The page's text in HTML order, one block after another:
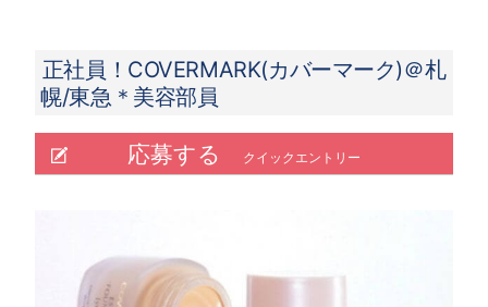
正社員！COVERMARK(カバーマーク)＠札
幌/東急＊美容部員
応募する クイックエントリー